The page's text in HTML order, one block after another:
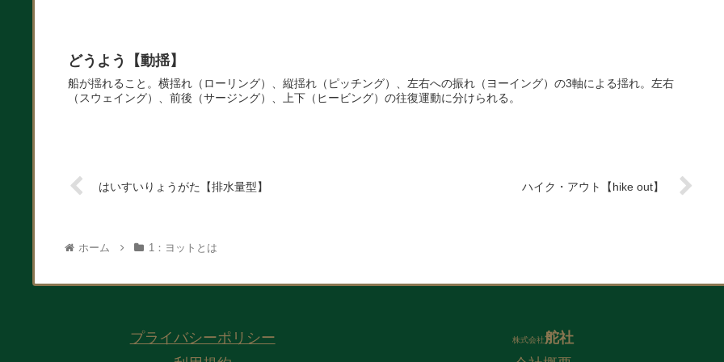
どうよう【動揺】
船が揺れること。横揺れ（ローリング）、縦揺れ（ピッチング）、左右への振れ（ヨーイング）の3軸による揺れ。左右
（スウェイング）、前後（サージング）、上下（ヒービング）の往復運動に分けられる。
はいすいりょうがた【排水量型】 ハイク・アウト【hike out】
ホーム 1：ヨットとは
プライバシーポリシー
株式会社舵社